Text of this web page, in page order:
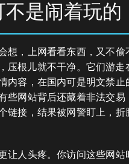
是闹着玩的
想，上网看看东西，又不
根儿就不干净。它们游走
内容，在国内可是明文禁
些网站背后还藏着非法交
链接，结果被网警盯上，
让人头疼。你访问这些网